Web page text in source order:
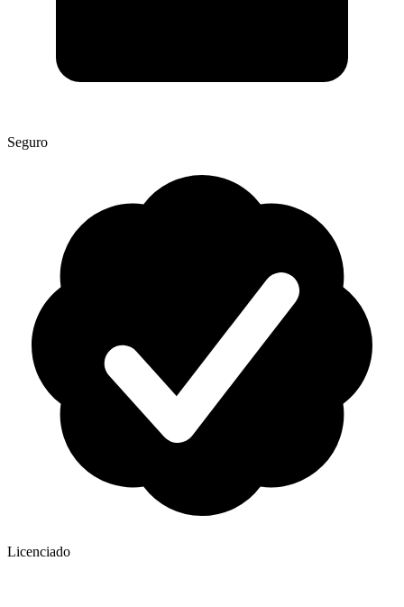
Seguro
Licenciado